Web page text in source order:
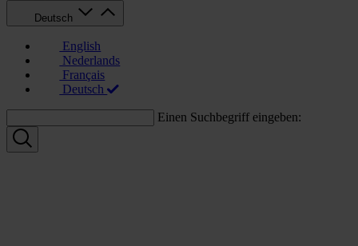
Deutsch
English
Nederlands
Français
Deutsch
Einen Suchbegriff eingeben: